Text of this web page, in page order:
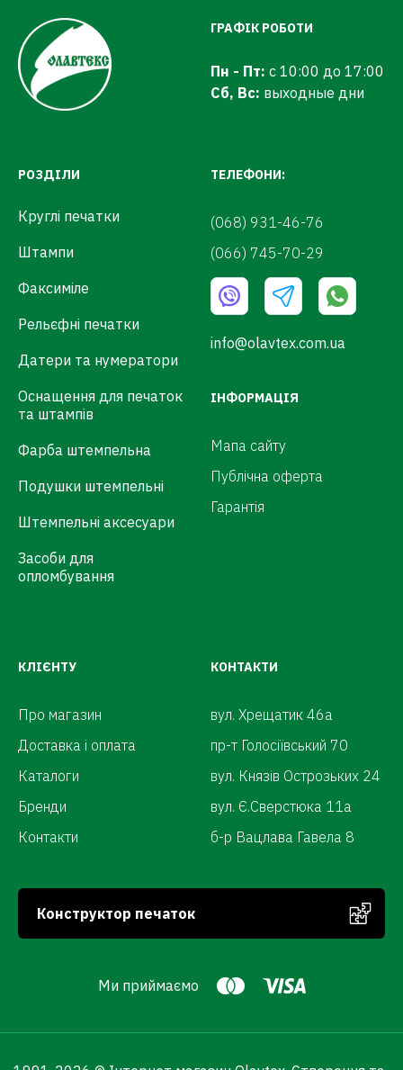
ГРАФІК РОБОТИ
Пн - Пт: с 10:00 до 17:00
Сб, Вс: выходные дни
РОЗДІЛИ
Круглі печатки
Штампи
Факсиміле
Рельєфні печатки
Датери та нумератори
Оснащення для печаток
та штампів
Фарба штемпельна
Подушки штемпельні
Штемпельні аксесуари
Засоби для
опломбування
ТЕЛЕФОНИ:
(068) 931-46-76
(066) 745-70-29
info@olavtex.com.ua
ІНФОРМАЦІЯ
Мапа сайту
Публічна оферта
Гарантія
КЛІЄНТУ
Про магазин
Доставка і оплата
Каталоги
Бренди
Контакти
КОНТАКТИ
вул. Хрещатик 46а
пр-т Голосіївський 70
вул. Князів Острозьких 24
вул. Є.Сверстюка 11а
б-р Вацлава Гавела 8
Конструктор печаток
Ми приймаємо